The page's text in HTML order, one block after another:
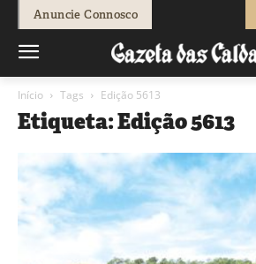
Anuncie Connosco
Início Tags Edição 5613
Etiqueta: Edição 5613